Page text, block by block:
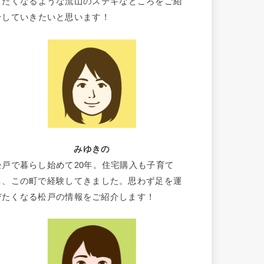
していきたいと思います！
みゆきの
戸で暮らし始めて20年。住宅購入も子育て
、この町で経験してきました。思わず足を運
たくなる松戸の情報をご紹介します！